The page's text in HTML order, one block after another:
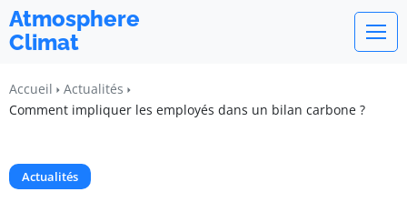
Atmosphere
Climat
Accueil
Actualités
Comment impliquer les employés dans un bilan carbone ?
Actualités